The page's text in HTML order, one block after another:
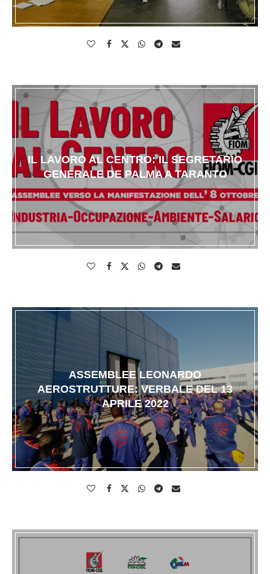
IL LAVORO AL CENTRO: IL SEGRETARIO
GENERALE DE PALMA A TARANTO
ASSEMBLEE LEONARDO
AEROSTRUTTURE: VERBALE DEL 13
APRILE 2022